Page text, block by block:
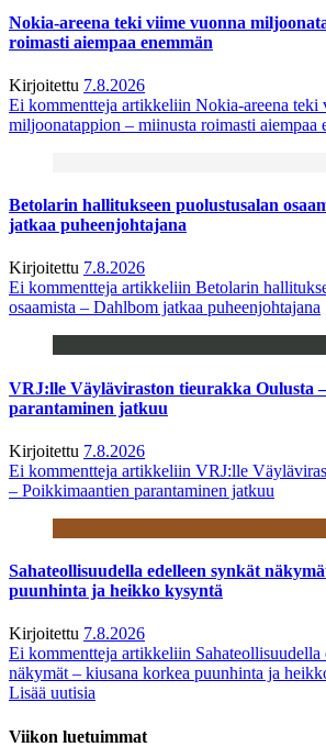
Nokia-areena teki viime vuonna
roimasti aiempaa enemmän
Kirjoitettu 7.8.2026
Ei kommentteja artikkeliin Nokia-areena teki
miljoonatappion – miinusta roimasti aiempaa
Betolarin hallitukseen puolustusalan
jatkaa puheenjohtajana
Kirjoitettu 7.8.2026
Ei kommentteja artikkeliin Betolarin
osaamista – Dahlbom jatkaa puheenjohtajana
VRJ:lle Väyläviraston tieurakka Oulusta
parantaminen jatkuu
Kirjoitettu 7.8.2026
Ei kommentteja artikkeliin VRJ:lle
– Poikkimaantien parantaminen jatkuu
Sahateollisuudella edelleen synkät
puunhinta ja heikko kysyntä
Kirjoitettu 7.8.2026
Ei kommentteja artikkeliin Sahateollisuudella
näkymät – kiusana korkea puunhinta ja
Lisää uutisia
Viikon luetuimmat